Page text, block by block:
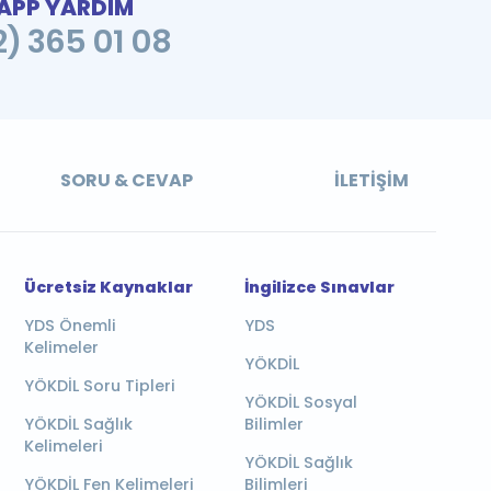
YARDIM
365 01 08
SORU & CEVAP İLETIŞIM
Ücretsiz Kaynaklar
YDS Önemli
Kelimeler
YÖKDİL Soru Tipleri
YÖKDİL Sağlık
Kelimeleri
YÖKDİL Fen Kelimeleri
İngilizce Sınavlar
YDS
YÖKDİL
YÖKDİL Sosyal
Bilimler
YÖKDİL Sağlık
Bilimleri